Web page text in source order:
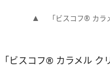
「ビスコフ®︎ カ
「ビスコフ®︎ カラメル